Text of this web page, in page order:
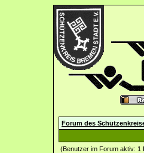
Forum des
(Benutzer im Forum aktiv: 1